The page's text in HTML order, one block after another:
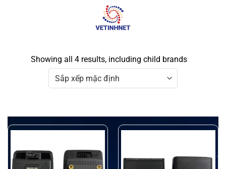
Showing all 4 results, including child brands